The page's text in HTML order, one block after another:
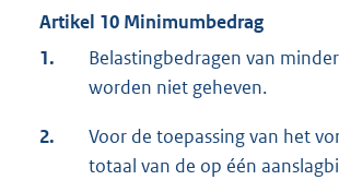
Artikel 10 Minimumbedrag
1.
Belastingbedragen van
worden niet geheven.
2.
Voor de toepassing van het
totaal van de op één